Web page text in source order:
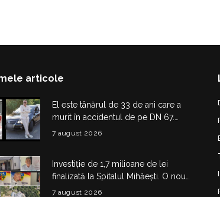
articole
El este tânărul de 33 de ani care a
murit în accidentul de pe DN 67.
Dragoș Mihail lasă în urmă o fetiță
7 august 2026
Investiție de 1,7 milioane de lei
finalizată la Spitalul Mihăești. O nouă
clădire medico-administrativă a fost
7 august 2026